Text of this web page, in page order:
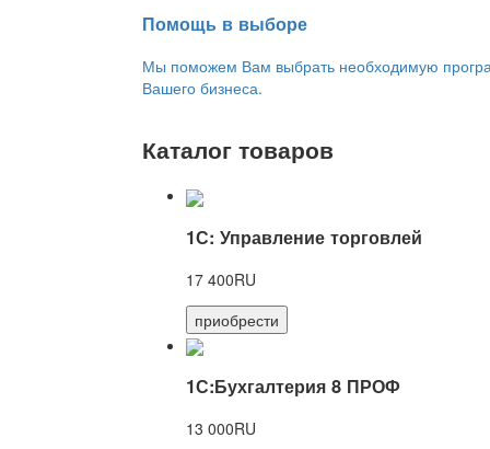
Помощь в выборе
Мы поможем Вам выбрать необходимую
Вашего бизнеса.
Каталог товаров
1С: Управление торговлей
17 400RU
приобрести
1С:Бухгалтерия 8 ПРОФ
13 000RU